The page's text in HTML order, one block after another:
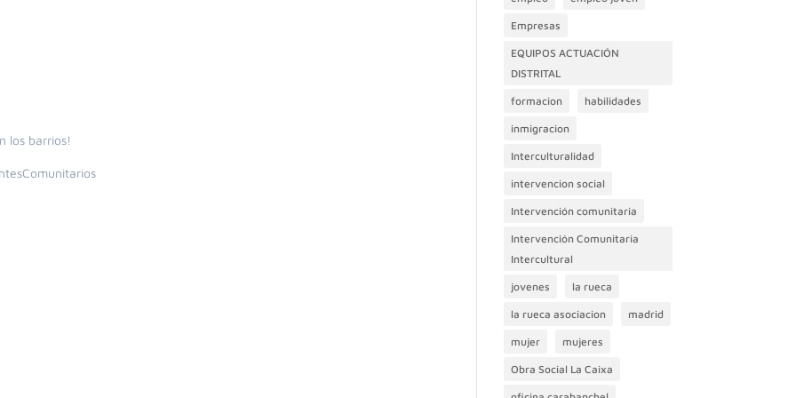
los barrios!
Empresas
EQUIPOS ACTUACIÓN
DISTRITAL
formacion habilidades
inmigracion
Interculturalidad
intervencion social
Intervención comunitaria
Intervención Comunitaria
Intercultural
jovenes la rueca
la rueca asociacion madrid
mujer mujeres
Obra Social La Caixa